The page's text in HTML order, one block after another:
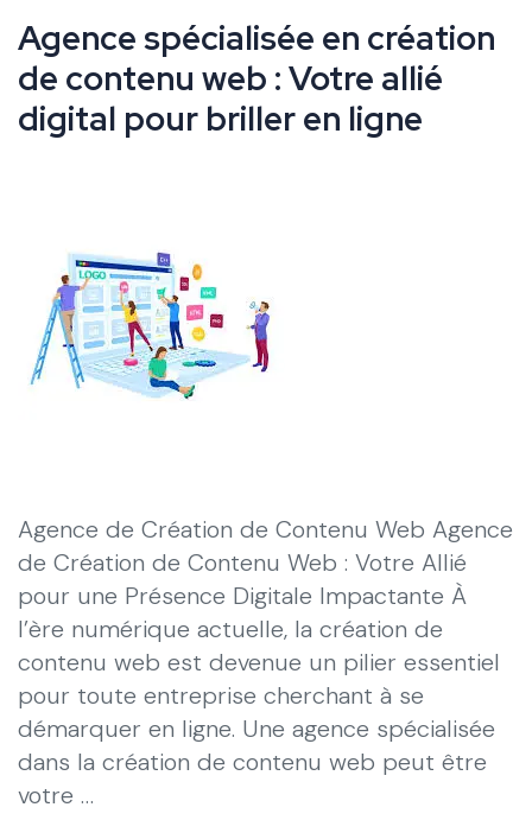
Agence spécialisée en création
de contenu web : Votre allié
digital pour briller en ligne
Agence de Création de Contenu Web Agence
de Création de Contenu Web : Votre Allié
pour une Présence Digitale Impactante À
l’ère numérique actuelle, la création de
contenu web est devenue un pilier essentiel
pour toute entreprise cherchant à se
démarquer en ligne. Une agence spécialisée
dans la création de contenu web peut être
votre …